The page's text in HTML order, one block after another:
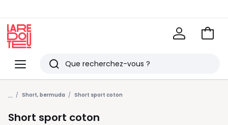
Menu
Redoute
Rechercher
Derniers
articles
vus
Voir
... Short, bermuda Short sport coton
Short sport coton